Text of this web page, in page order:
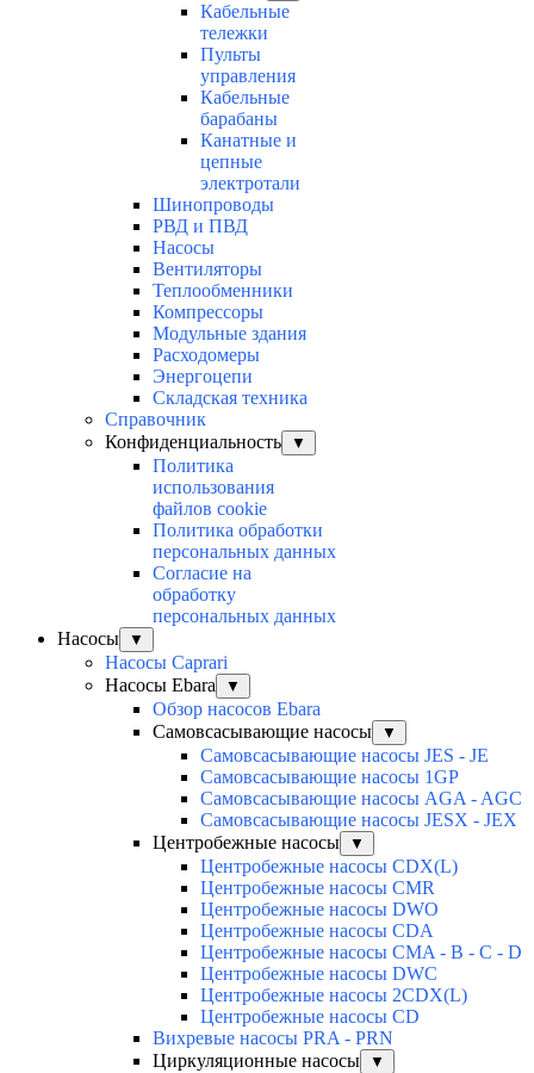
Кабельные
тележки
Пульты
управления
Кабельные
барабаны
Канатные и
цепные
электротали
Шинопроводы
РВД и ПВД
Насосы
Вентиляторы
Теплообменники
Компрессоры
Модульные здания
Расходомеры
Энергоцепи
Складская техника
Справочник
Конфиденциальность
▼
Политика
использования
файлов cookie
Политика обработки
персональных данных
Согласие на
обработку
персональных данных
Насосы
▼
Насосы Caprari
Насосы Ebara
▼
Обзор насосов Ebara
Самовсасывающие насосы
▼
Самовсасывающие насосы JES - JE
Самовсасывающие насосы 1GP
Самовсасывающие насосы AGA - AGC
Самовсасывающие насосы JESX - JEX
Центробежные насосы
▼
Центробежные насосы CDX(L)
Центробежные насосы CMR
Центробежные насосы DWO
Центробежные насосы CDA
Центробежные насосы CMA - B - C - D
Центробежные насосы DWC
Центробежные насосы 2CDX(L)
Центробежные насосы CD
Вихревые насосы PRA - PRN
Циркуляционные насосы
▼